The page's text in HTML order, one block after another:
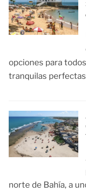
opciones para
tranquilas
norte de Bahía, a